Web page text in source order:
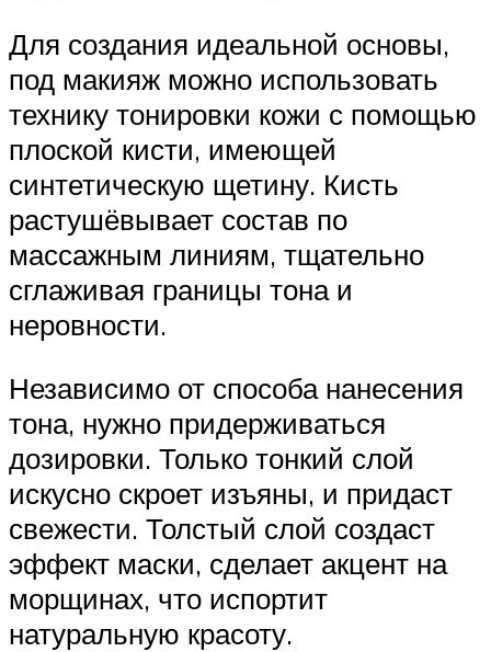
Для создания идеальной основы,
под макияж можно использовать
технику тонировки кожи с помощью
плоской кисти, имеющей
синтетическую щетину. Кисть
растушёвывает состав по
массажным линиям, тщательно
сглаживая границы тона и
неровности.
Независимо от способа нанесения
тона, нужно придерживаться
дозировки. Только тонкий слой
искусно скроет изъяны, и придаст
свежести. Толстый слой создаст
эффект маски, сделает акцент на
морщинах, что испортит
натуральную красоту.